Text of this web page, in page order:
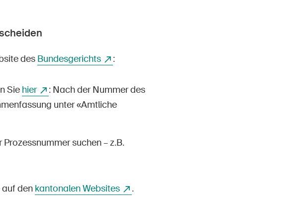
des Bundesgerichts :
Sie hier
: Nach der Nummer des
unter «Amtliche
Prozessnummer suchen – z.B.
auf den kantonalen Websites .